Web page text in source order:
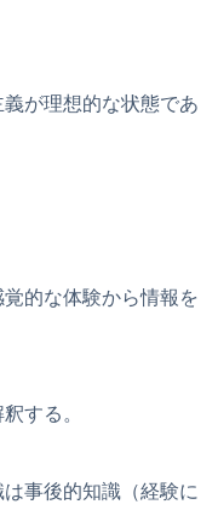
が理想的な状態であ
的な体験から情報を
する。
事後的知識（経験に